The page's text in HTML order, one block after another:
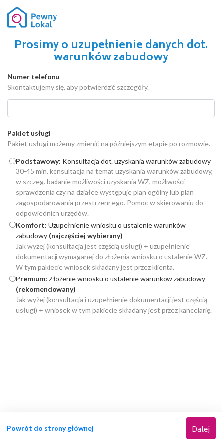
Prosimy o uzupełnienie danych dot.
warunków zabudowy
Numer telefonu
Skontaktujemy się, aby potwierdzić szczegóły.
Pakiet usługi
Pakiet usługi możemy zmienić na późniejszym etapie po rozmowie.
Podstawowy: Konsultacja dot. uzyskania warunków zabudowy
30-45 min. konsultacja na temat uzyskania warunków zabudowy,
w szczeg. badanie możliwości uzyskania WZ, możliwości
sprawdzenia czy na działce występuje plan ogólny lub plan
zagospodarowania przestrzennego. Pomoc w skierowaniu do
odpowiednich urzędów.
Komfort: Uzupełnienie wniosku o ustalenie warunków
zabudowy(najczęściej wybierany)
Jak wyżej (konsultacja jest częścią usługi) + uzupełnienie
dokumentacji wymaganej do złożenia wniosku o ustalenie WZ.
W tym pakiecie wniosek składany jest przez klienta.
Premium: Złożenie wniosku o ustalenie warunków zabudowy
(rekomendowany)
Jak wyżej (konsultacja i uzupełnienie dokumentacji jest częścią
usługi) + wniosek w tym pakiecie składany jest przez kancelarię.
Powrót do strony głównej Dalej